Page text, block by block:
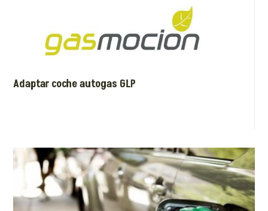
Adaptar coche autogas GLP